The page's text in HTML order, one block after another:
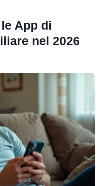
App di
nel 2026